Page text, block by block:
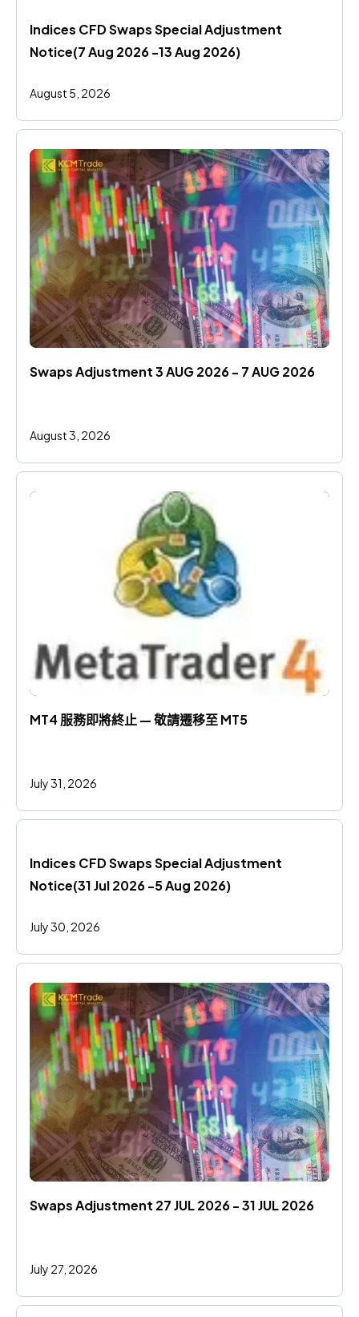
Indices CFD Swaps Special Adjustment
Notice(7 Aug 2026 -13 Aug 2026)
August 5, 2026
Swaps Adjustment 3 AUG 2026 - 7 AUG 2026
August 3, 2026
MT4 服務即將終止 — 敬請遷移至 MT5
July 31, 2026
Indices CFD Swaps Special Adjustment
Notice(31 Jul 2026 -5 Aug 2026)
July 30, 2026
Swaps Adjustment 27 JUL 2026 - 31 JUL 2026
July 27, 2026